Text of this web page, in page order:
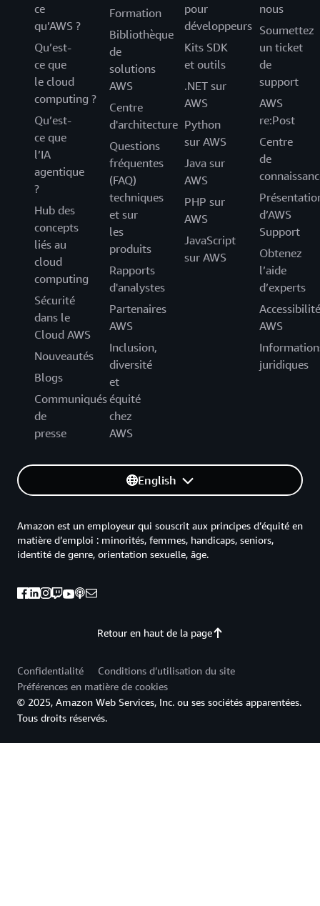
ce
qu’AWS ?
Qu’est-
ce que
le cloud
computing ?
Qu’est-
ce que
l’IA
agentique
?
Hub des
concepts
liés au
cloud
computing
Sécurité
dans le
Cloud AWS
Nouveautés
Blogs
Communiqués
de
presse
Formation
Bibliothèque
de
solutions
AWS
Centre
d'architecture
Questions
fréquentes
(FAQ)
techniques
et sur
les
produits
Rapports
d'analystes
Partenaires
AWS
Inclusion,
diversité
et
équité
chez
AWS
pour
développeurs
Kits SDK
et outils
.NET sur
AWS
Python
sur AWS
Java sur
AWS
PHP sur
AWS
JavaScript
sur AWS
nous
Soumettez
un ticket
de
support
AWS
re:Post
Centre
de
d’AWS
Support
Obtenez
l’aide
d’experts
Accessibilité
AWS
juridiques
English
Retour en haut de la page
Amazon est un employeur qui souscrit aux principes d’équité en
matière d’emploi : minorités, femmes, handicaps, seniors,
identité de genre, orientation sexuelle, âge.
Confidentialité
Conditions d’utilisation du site
Préférences en matière de cookies
© 2025, Amazon Web Services, Inc. ou ses sociétés apparentées.
Tous droits réservés.